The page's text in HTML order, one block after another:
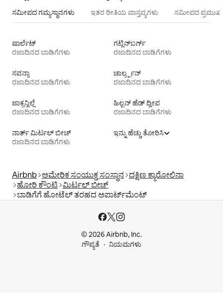
ಸಮೀಪದ ಗಮ್ಯಸ್ಥಾನಗಳು ಇತರ ರೀತಿಯ ವಾಸ್ತವ್ಯಗಳು ಸಮೀಪದ ಪ್ರಮುಖ
ಷಾರ್ಲೆಟ್
ರಜಾದಿನದ ಬಾಡಿಗೆಗಳು
ಗಟ್ಲಿನ್‌ಬರ್ಗ್
ರಜಾದಿನದ ಬಾಡಿಗೆಗಳು
ಸವನ್ನಾ
ರಜಾದಿನದ ಬಾಡಿಗೆಗಳು
ಚಾರ್ಲ್ಸ್ಟನ್
ರಜಾದಿನದ ಬಾಡಿಗೆಗಳು
ಜಾಕ್ಸನ್ವಿಲ್ಲೆ
ರಜಾದಿನದ ಬಾಡಿಗೆಗಳು
ಹಿಲ್ಟನ್ ಹೆಡ್ ದ್ವೀಪ
ರಜಾದಿನದ ಬಾಡಿಗೆಗಳು
ನಾರ್ತ್ ಮಿರ್ಟಲ್ ಬೀಚ್
ರಜಾದಿನದ ಬಾಡಿಗೆಗಳು
ಇನ್ನು ಹೆಚ್ಚು ತೋರಿಸಿ
Airbnb ಅಮೇರಿಕ ಸಂಯುಕ್ತ ಸಂಸ್ಥಾನ ದಕ್ಷಿಣ ಕ್ಯಾರೋಲಿನಾ
ಹೋರಿ ಕೌಂಟಿ ಮಿರ್ಟಲ್ ಬೀಚ್
ಬಾಡಿಗೆಗೆ ಹೋಟೆಲ್ ತರಹದ ಅಪಾರ್ಟ್‌‌ಮೆಂಟ್‌
© 2026 Airbnb, Inc.
ಗೌಪ್ಯತೆ
ನಿಯಮಗಳು